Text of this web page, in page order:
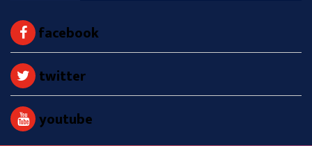
facebook
twitter
youtube